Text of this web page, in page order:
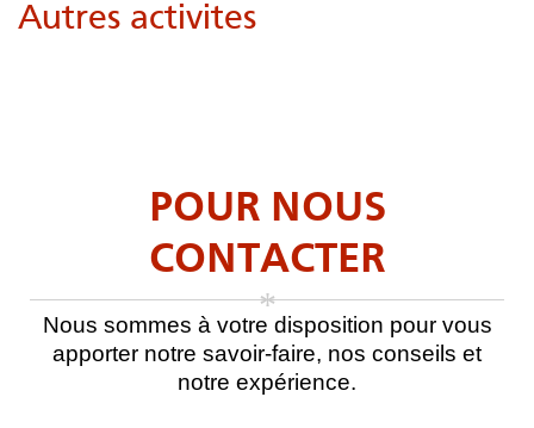
Autres activites
POUR NOUS
CONTACTER
*
Nous sommes à votre disposition pour vous
apporter notre savoir-faire, nos conseils et
notre expérience.